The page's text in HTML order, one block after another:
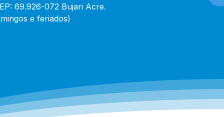
69.926-072 Bujari Acre.
e feriados)